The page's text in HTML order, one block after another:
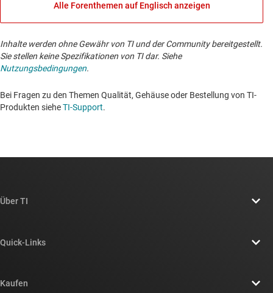
Alle Forenthemen auf Englisch anzeigen
Inhalte werden ohne Gewähr von TI und der Community bereitgestellt.
Sie stellen keine Spezifikationen von TI dar. Siehe
Nutzungsbedingungen.
Bei Fragen zu den Themen Qualität, Gehäuse oder Bestellung von TI-
Produkten sieheTI-Support. ​​​​​​​​​​​​​​
Über TI
Newsroom
Quick-Links
Kaufen